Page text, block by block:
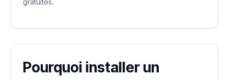
gratuites.
Pourquoi installer un